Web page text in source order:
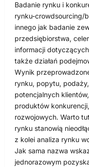
Badanie rynku i
rynku-crowdsourcing/
innego jak badanie
przedsiębiorstwa,
informacji
także działań
Wynik
rynku, popytu,
potencjalnych
produktów
rozwojowych. Warto
rynku stanowią
z kolei analiza rynku
Jak sama nazwa
jednorazowym